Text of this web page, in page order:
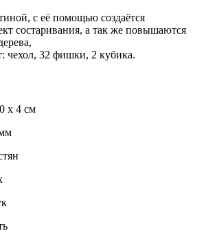
с её помощью создаётся
состаривания, а так же повышаются
чехол, 32 фишки, 2 кубика.
x 4 см